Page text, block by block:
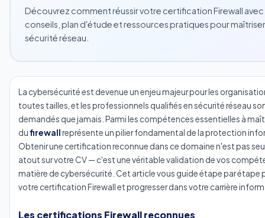
Découvrez comment réussir votre certification Firewall avec
conseils, plan d'étude et ressources pratiques pour
sécurité réseau.
La cybersécurité est devenue un enjeu majeur pour les
toutes tailles, et les professionnels qualifiés en sécurité réseau
demandés que jamais. Parmi les compétences essentielles à
dufirewallreprésente un pilier fondamental de la protection
Obtenir une certification reconnue dans ce domaine n'est pas
atout sur votre CV — c'est une véritable validation de vos
matière de cybersécurité. Cet article vous guide étape par étape
votre certification Firewall et progresser dans votre carrière
Les certifications Firewall reconnues